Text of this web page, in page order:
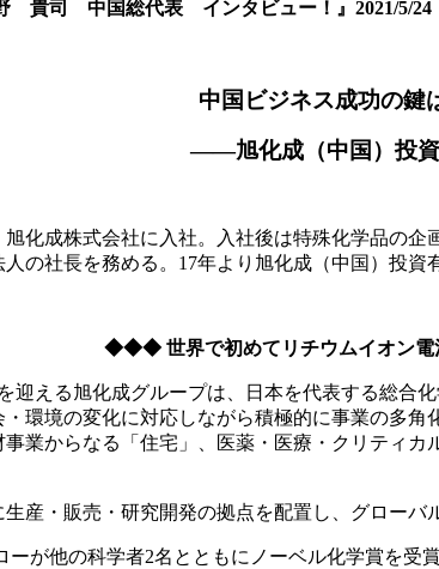
野 貴司 中国総代表 インタビュー！』2021/5/24
中国ビジネス成功の鍵
——旭化成（中国）投
化成株式会社に入社。入社後は特殊化学品の
の社長を務める。17年より旭化成（中国）投資
◆◆◆ 世界で初めてリチウムイオン
迎える旭化成グループは、日本を代表する総合
環境の変化に対応しながら積極的に事業の多
業からなる「住宅」、医薬・医療・クリティ
産・販売・研究開発の拠点を配置し、グローバ
ーが他の科学者2名とともにノーベル化学賞を